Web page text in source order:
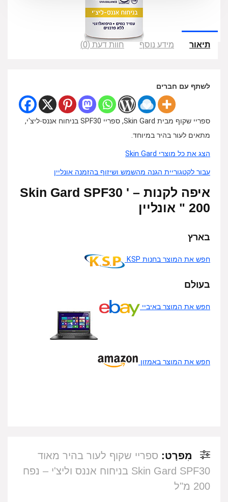
תיאור מידע נוסף חוות דעת (0)
לשתף עם חברים
ספריי שקוף מבית Skin Gard, ספריי SPF30 בניחוח אננס-ליצ'י,
מתאים לעור בהיר במיוחד.
הצג את כל מוצרי Skin Gard
עבור לקטגוריית הגנה מהשמש ושיזוף בהזמנה אונליין
איפה לקנות Skin Gard SPF30 ' –
200 " אונליין
בארץ
חפש את המוצר בחנות KSP
בעולם
חפש את המוצר באיביי
חפש את המוצר באמזון
מִפרָט: ספריי שקוף לעור בהיר מאוד
Skin Gard SPF30 בניחוח אננס וליצ'י – נפח
200 מ"ל